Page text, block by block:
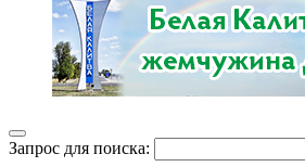
Запрос для поиска: